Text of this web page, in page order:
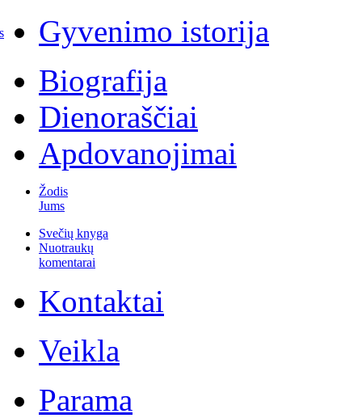
Gyvenimo istorija
Biografija
Dienoraščiai
Apdovanojimai
Žodis
Jums
Svečių knyga
Nuotraukų
komentarai
Kontaktai
Veikla
Parama